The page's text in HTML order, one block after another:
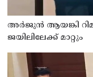
അര്‍ജുന്‍ ആയങ്കി
ജയിലിലേക്ക് മാറ്റും